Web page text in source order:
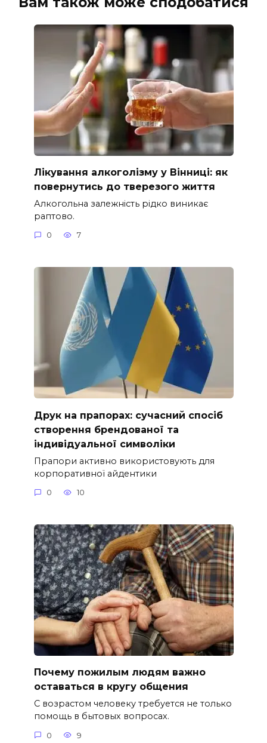
Лікування алкоголізму у Вінниці: як
повернутись до тверезого життя
Алкогольна залежність рідко виникає
раптово.
0 7
Друк на прапорах: сучасний спосіб
створення брендованої та
індивідуальної символіки
Прапори активно використовують для
корпоративної айдентики
0 10
Почему пожилым людям важно
оставаться в кругу общения
С возрастом человеку требуется не только
помощь в бытовых вопросах.
0 9